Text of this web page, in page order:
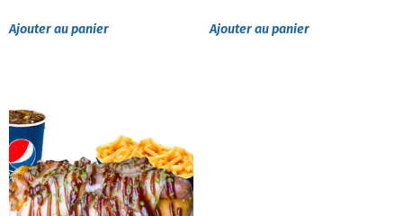
Ajouter au panier Ajouter au panier